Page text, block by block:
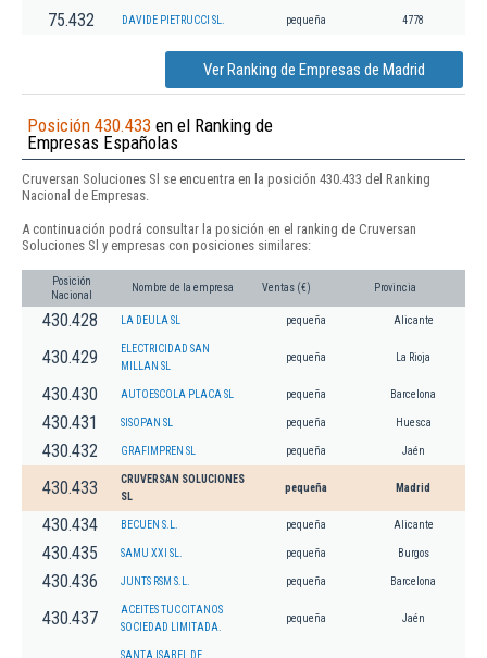
75.432 DAVIDE PIETRUCCI SL. pequeña 4778
Ver Ranking de Empresas de Madrid
Posición 430.433 en el Ranking de
Empresas Españolas
Cruversan Soluciones Sl se encuentra en la posición 430.433 del Ranking
Nacional de Empresas.
A continuación podrá consultar la posición en el ranking de Cruversan
Soluciones Sl y empresas con posiciones similares:
Posición
Nacional
Nombre de la empresa Ventas (€) Provincia
430.428 LA DEULA SL pequeña Alicante
430.429
ELECTRICIDAD SAN
MILLAN SL
pequeña La Rioja
430.430 AUTOESCOLA PLACA SL pequeña Barcelona
430.431 SISOPAN SL pequeña Huesca
430.432 GRAFIMPREN SL pequeña Jaén
430.433
CRUVERSAN SOLUCIONES
SL
pequeña Madrid
430.434 BECUEN S.L. pequeña Alicante
430.435 SAMU XXI SL. pequeña Burgos
430.436 JUNTS RSM S.L. pequeña Barcelona
430.437
ACEITES TUCCITANOS
SOCIEDAD LIMITADA.
pequeña Jaén
SANTA ISABEL DE